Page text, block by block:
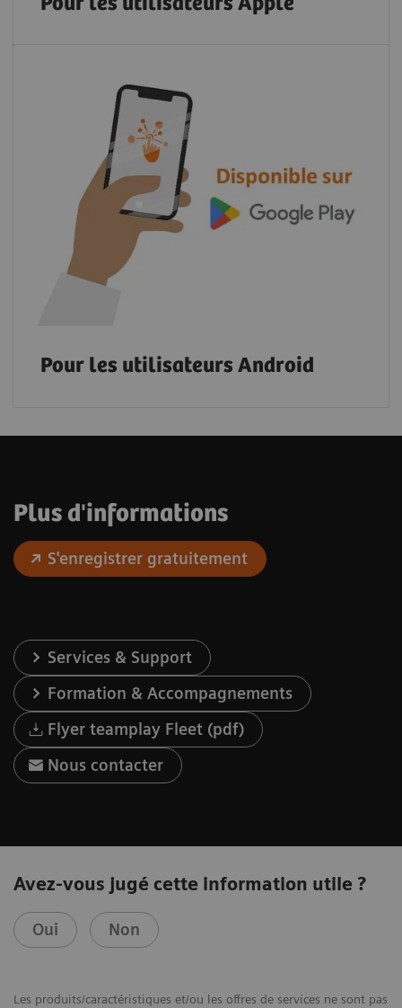
Pour les utilisateurs Android
Plus d'informations
S'enregistrer gratuitement
Services & Support
Formation & Accompagnements
Flyer teamplay Fleet (pdf)
Nous contacter
Avez-vous jugé cette information utile ?
Oui Non
Les produits/caractéristiques et/ou les offres de services ne sont pas